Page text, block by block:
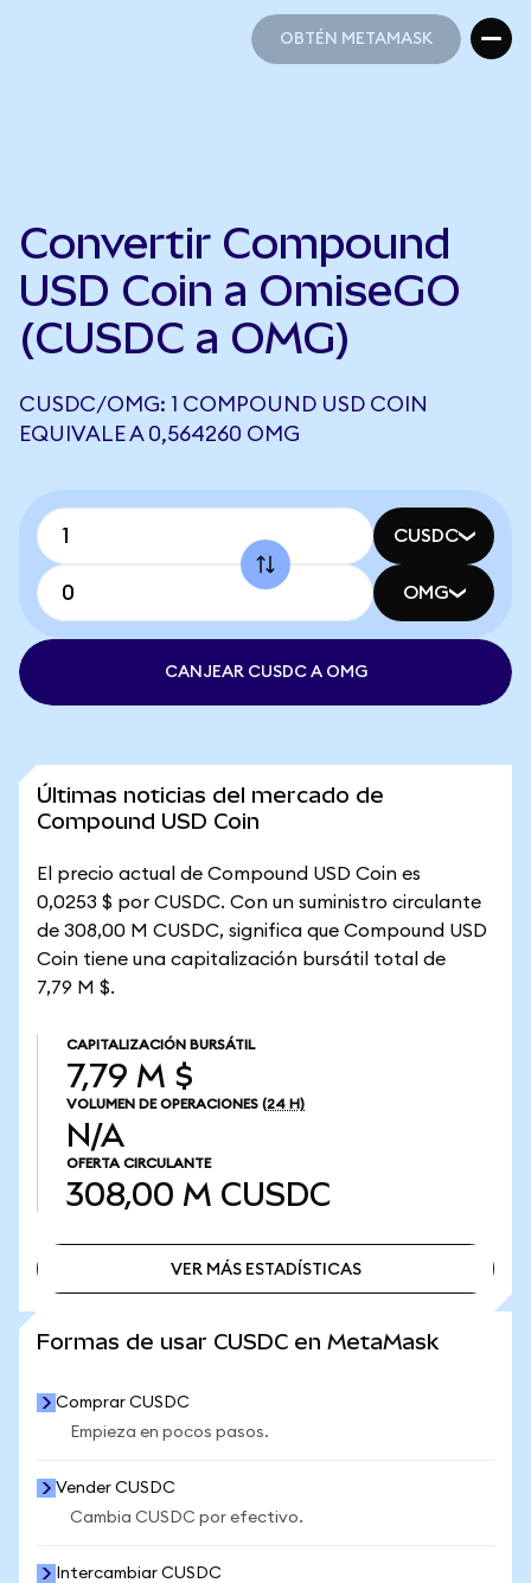
OBTÉN METAMASK
Convertir Compound
USD Coin a OmiseGO
(CUSDC a OMG)
CUSDC/OMG: 1 COMPOUND USD COIN
EQUIVALE A 0,564260 OMG
CUSDC
OMG
CANJEAR CUSDC A OMG
Últimas noticias del mercado de
Compound USD Coin
El precio actual de Compound USD Coin es
0,0253 $ por CUSDC. Con un suministro circulante
de 308,00 M CUSDC, significa que Compound USD
Coin tiene una capitalización bursátil total de
7,79 M $.
CAPITALIZACIÓN BURSÁTIL
7,79 M $
VOLUMEN DE OPERACIONES (24 H)
N/A
OFERTA CIRCULANTE
308,00 M CUSDC
VER MÁS ESTADÍSTICAS
Formas de usar CUSDC en MetaMask
Comprar CUSDC
Empieza en pocos pasos.
Vender CUSDC
Cambia CUSDC por efectivo.
Intercambiar CUSDC